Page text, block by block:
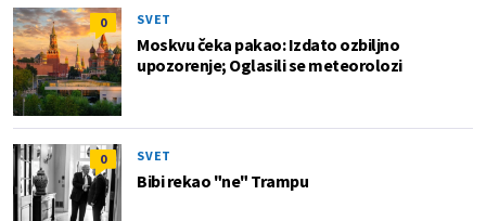
0 SVET
Moskvu čeka pakao: Izdato ozbiljno
upozorenje; Oglasili se meteorolozi
0 SVET
Bibi rekao "ne" Trampu